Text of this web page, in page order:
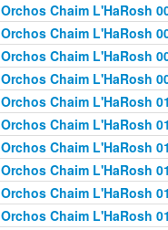
Orchos Chaim L'HaRosh
Orchos Chaim L'HaRosh
Orchos Chaim L'HaRosh
Orchos Chaim L'HaRosh
Orchos Chaim L'HaRosh
Orchos Chaim L'HaRosh
Orchos Chaim L'HaRosh
Orchos Chaim L'HaRosh
Orchos Chaim L'HaRosh
Orchos Chaim L'HaRosh